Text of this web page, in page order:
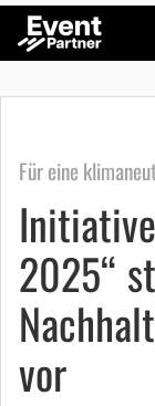
Für eine
2025“
vor